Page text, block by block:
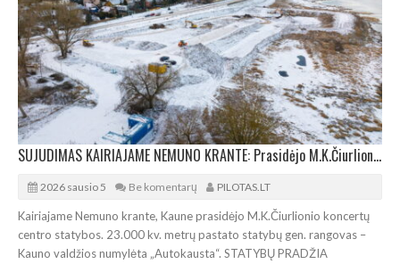
SUJUDIMAS KAIRIAJAME NEMUNO KRANTE: Prasidėjo M.K.Čiurlionio koncertų centro statybos
2026 sausio 5 Be komentarų PILOTAS.LT
Kairiajame Nemuno krante, Kaune prasidėjo M.K.Čiurlionio koncertų
centro statybos. 23.000 kv. metrų pastato statybų gen. rangovas –
Kauno valdžios numylėta „Autokausta“. STATYBŲ PRADŽIA